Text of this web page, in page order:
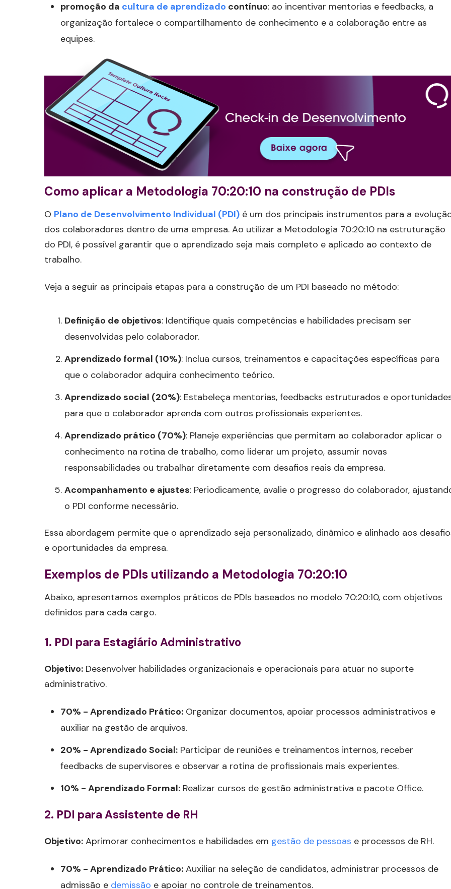
promoção da cultura de aprendizado contínuo: ao incentivar mentorias e feedbacks, a
organização fortalece o compartilhamento de conhecimento e a colaboração entre as
equipes.
Como aplicar a Metodologia 70:20:10 na construção de PDIs
O Plano de Desenvolvimento Individual (PDI) é um dos principais instrumentos para a
dos colaboradores dentro de uma empresa. Ao utilizar a Metodologia 70:20:10 na estruturação
do PDI, é possível garantir que o aprendizado seja mais completo e aplicado ao contexto de
trabalho.
Veja a seguir as principais etapas para a construção de um PDI baseado no método:
Definição de objetivos: Identifique quais competências e habilidades precisam ser
desenvolvidas pelo colaborador.
Aprendizado formal (10%): Inclua cursos, treinamentos e capacitações específicas para
que o colaborador adquira conhecimento teórico.
Aprendizado social (20%): Estabeleça mentorias, feedbacks estruturados e
para que o colaborador aprenda com outros profissionais experientes.
Aprendizado prático (70%): Planeje experiências que permitam ao colaborador aplicar o
conhecimento na rotina de trabalho, como liderar um projeto, assumir novas
responsabilidades ou trabalhar diretamente com desafios reais da empresa.
Acompanhamento e ajustes: Periodicamente, avalie o progresso do colaborador,
o PDI conforme necessário.
Essa abordagem permite que o aprendizado seja personalizado, dinâmico e alinhado aos
e oportunidades da empresa.
Exemplos de PDIs utilizando a Metodologia 70:20:10
Abaixo, apresentamos exemplos práticos de PDIs baseados no modelo 70:20:10, com objetivos
definidos para cada cargo.
1. PDI para Estagiário Administrativo
Objetivo: Desenvolver habilidades organizacionais e operacionais para atuar no suporte
administrativo.
70% - Aprendizado Prático: Organizar documentos, apoiar processos administrativos e
auxiliar na gestão de arquivos.
20% - Aprendizado Social: Participar de reuniões e treinamentos internos, receber
feedbacks de supervisores e observar a rotina de profissionais mais experientes.
10% - Aprendizado Formal: Realizar cursos de gestão administrativa e pacote Office.
2. PDI para Assistente de RH
Objetivo: Aprimorar conhecimentos e habilidades em gestão de pessoas e processos de RH.
70% - Aprendizado Prático: Auxiliar na seleção de candidatos, administrar processos de
admissão e demissão e apoiar no controle de treinamentos.